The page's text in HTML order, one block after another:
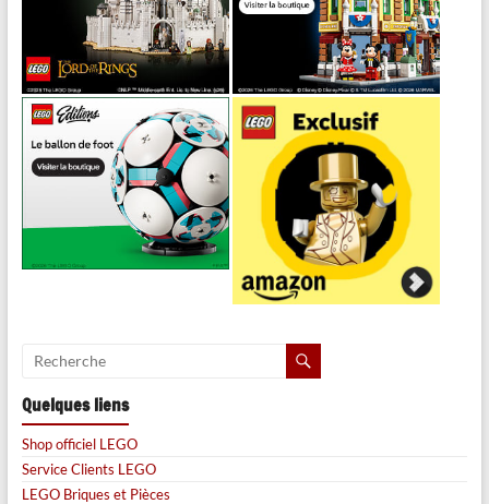
Quelques liens
Shop officiel LEGO
Service Clients LEGO
LEGO Briques et Pièces